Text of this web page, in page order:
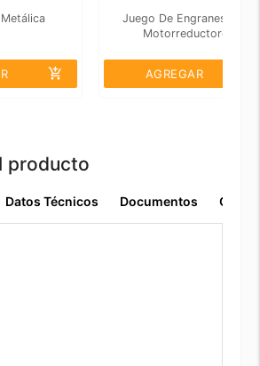
add_shopping_cart
Juego De Engranes Para
Motorreductores
AGREGAR
producto
Datos Técnicos Documentos